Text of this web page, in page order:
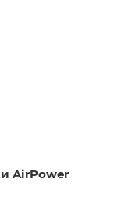
AirPower